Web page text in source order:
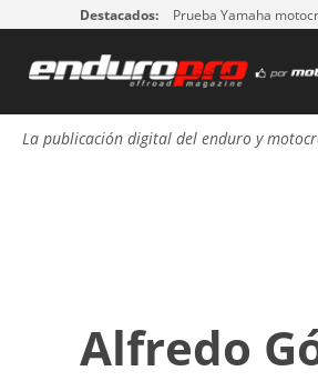
Destacados: Prueba Yamaha
La publicación digital del enduro y
Alfredo